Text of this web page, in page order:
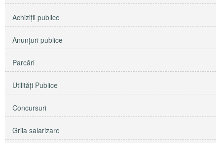
Achiziţii publice
Anunţuri publice
Parcări
Utilităţi Publice
Concursuri
Grila salarizare